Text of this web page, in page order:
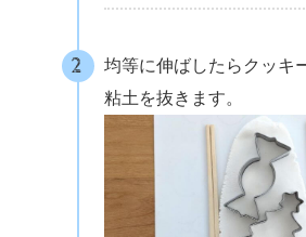
均等に伸ばしたらクッキ
粘土を抜きます。